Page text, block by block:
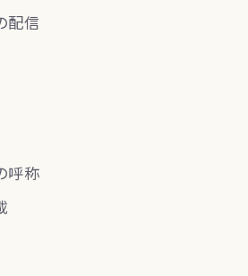
配信
呼称